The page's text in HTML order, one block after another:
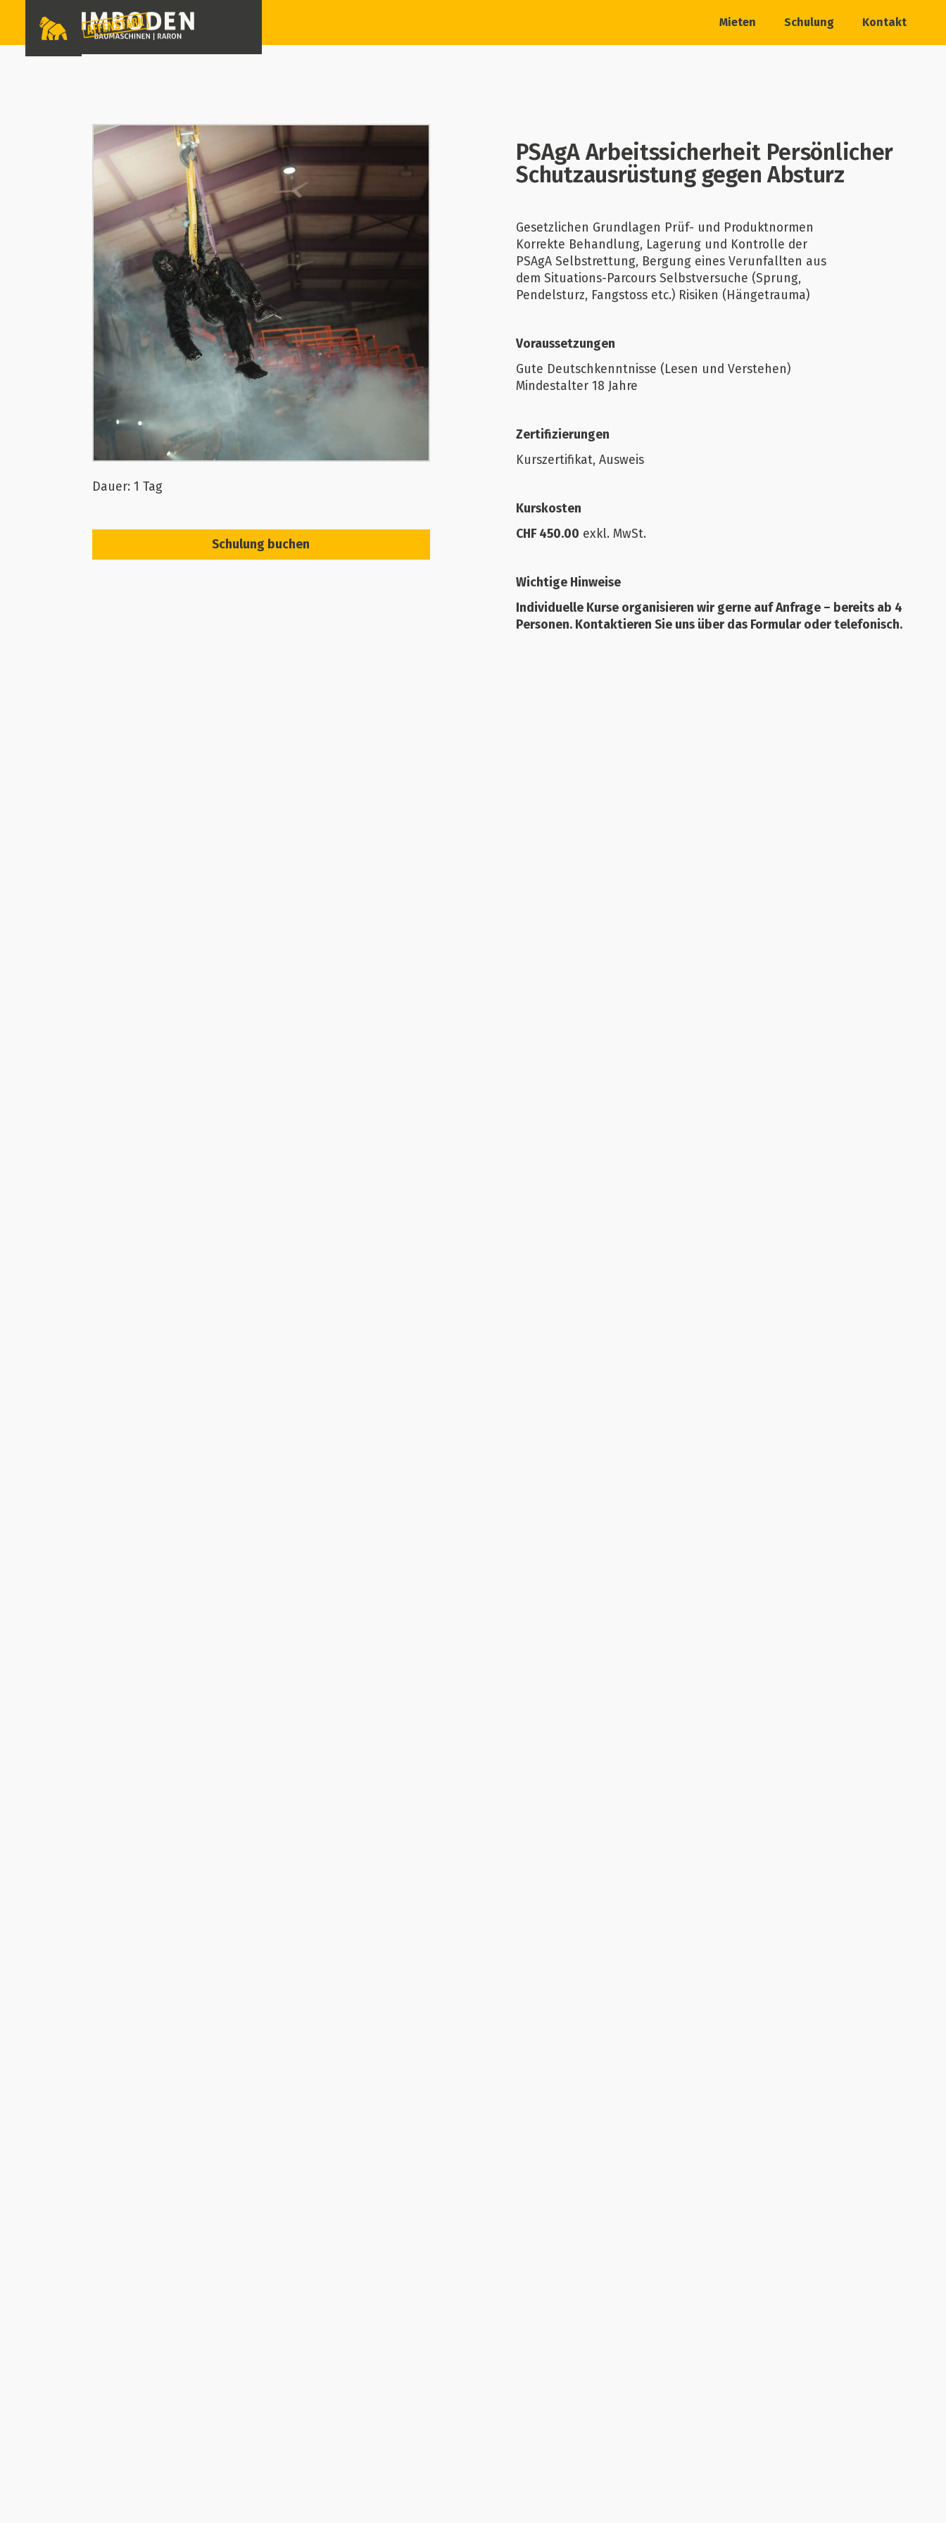
Mieten Schulung Kontakt
Dauer: 1 Tag
Schulung buchen
PSAgA Arbeitssicherheit Persönlicher
Schutzausrüstung gegen Absturz
Gesetzlichen Grundlagen Prüf- und Produktnormen
Korrekte Behandlung, Lagerung und Kontrolle der
PSAgA Selbstrettung, Bergung eines Verunfallten aus
dem Situations-Parcours Selbstversuche (Sprung,
Pendelsturz, Fangstoss etc.) Risiken (Hängetrauma)
Voraussetzungen
Gute Deutschkenntnisse (Lesen und Verstehen)
Mindestalter 18 Jahre
Zertifizierungen
Kurszertifikat, Ausweis
Kurskosten
CHF 450.00 exkl. MwSt.
Wichtige Hinweise
Individuelle Kurse organisieren wir gerne auf Anfrage – bereits ab 4
Personen. Kontaktieren Sie uns über das Formular oder telefonisch.